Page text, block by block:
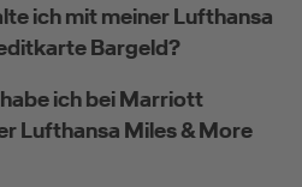
ich mit meiner Lufthansa
Bargeld?
ich bei Marriott
Lufthansa Miles & More
für die private oder
Oder möchten Sie